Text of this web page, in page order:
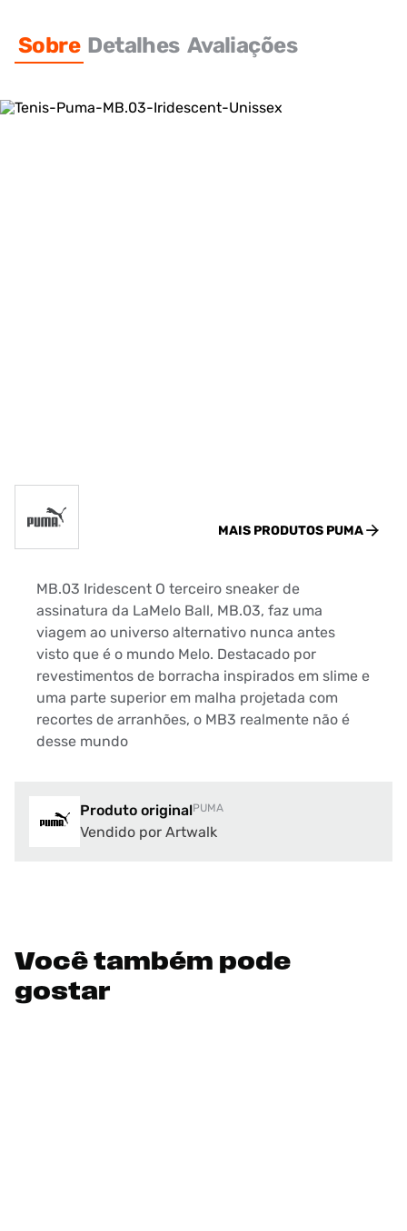
Sobre Detalhes Avaliações
MAIS PRODUTOS PUMA
MB.03 Iridescent O terceiro sneaker de
assinatura da LaMelo Ball, MB.03, faz uma
viagem ao universo alternativo nunca antes
visto que é o mundo Melo. Destacado por
revestimentos de borracha inspirados em slime e
uma parte superior em malha projetada com
recortes de arranhões, o MB3 realmente não é
desse mundo
Produto originalPUMA
Vendido por Artwalk
Você também pode
gostar